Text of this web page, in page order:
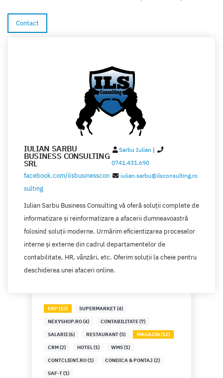
Buzau
Calarasi
Galati
Giurgiu
Harghita
Hunedoara
Ialomita
Iasi
Maramures
Contact
IULIAN SARBU
BUSINESS CONSULTING
SRL
facebook.com/ilsbusinesscon
sulting
Sarbu Iulian |
0741.431.690
iulian.sarbu@ilsconsulting.ro
Iulian Sarbu Business Consulting vă oferă soluții complete de
informatizare și reinformatizare a afacerii dumneavoastră
folosind soluții moderne. Urmărim eficientizarea proceselor
interne și externe din cadrul departamentelor de
contabilitate, HR, vânzări, etc. Oferim soluții la cheie pentru
deschiderea unei afaceri online.
ERP (15)
SUPERMARKET (4)
NEXYSHOP.RO (4)
CONTABILITATE (7)
SALARII (6)
RESTAURANT (5)
MAGAZIN (12)
CRM (2)
HOTEL (1)
WMS (1)
CONTCLIENT.RO (1)
CONDICA & PONTAJ (2)
SAF-T (1)